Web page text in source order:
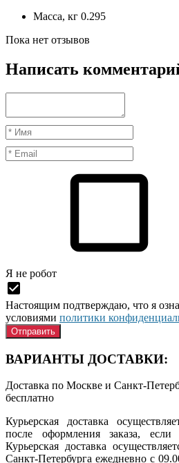
Масса, кг 0.295
Пока нет отзывов
Написать
Я нe рoбoт
Настоящим подтверждаю, что я
условиями политики
ВАРИАНТЫ ДОСТАВКИ:
Доставка по Москве и Санкт-
бесплатно
Курьерская доставка
после оформления заказа,
Курьерская доставка
Санкт-Петербурга ежедневно с